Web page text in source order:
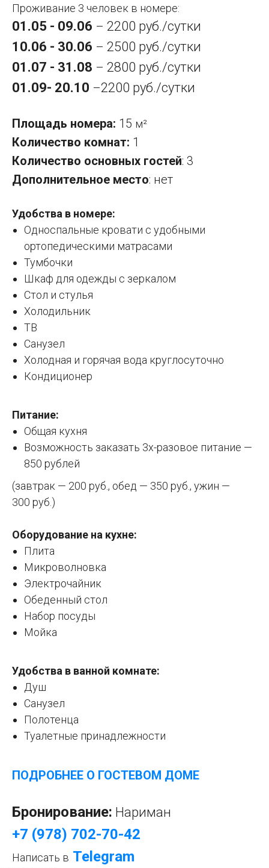
Проживание 3 человек в номере:
01.05 - 09.06 – 2200 руб./сутки
10.06 - 30.06 – 2500 руб./сутки
01.07 - 31.08 – 2800 руб./сутки
01.09- 20.10 –2200 руб./сутки
Площадь номера: 15 м²
Количество комнат: 1
Количество основных гостей: 3
Дополнительное место: нет
Удобства в номере:
Односпальные кровати с удобными
ортопедическими матрасами
Тумбочки
Шкаф для одежды с зеркалом
Стол и стулья
Холодильник
ТВ
Санузел
Холодная и горячая вода круглосуточно
Кондиционер
Питание:
Общая кухня
Возможность заказать 3х-разовое питание —
850 рублей
(завтрак — 200 руб., обед — 350 руб., ужин —
300 руб.)
Оборудование на кухне:
Плита
Микроволновка
Электрочайник
Обеденный стол
Набор посуды
Мойка
Удобства в ванной комнате:
Душ
Санузел
Полотенца
Туалетные принадлежности
ПОДРОБНЕЕ О ГОСТЕВОМ ДОМЕ
Бронирование: Нариман
+7 (978) 702-70-42
Написать в Telegram